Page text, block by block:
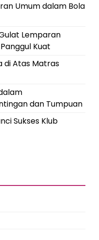
Umum dalam Bola
Lemparan
Kuat
di Atas Matras
dan Tumpuan
Sukses Klub